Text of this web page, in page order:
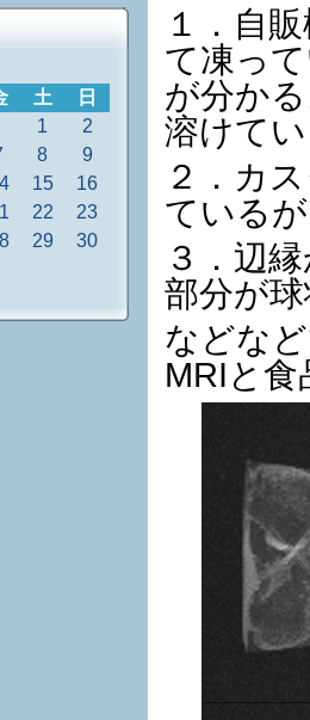
土
日
1
2
8
9
15
16
22
23
29
30
１．自
て凍っ
が分か
溶けて
２．カ
ている
３．辺
部分が
などな
MRIと